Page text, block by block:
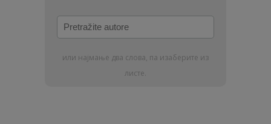
Pretražite
autore
или најмање два слова, па изаберите из
листе.